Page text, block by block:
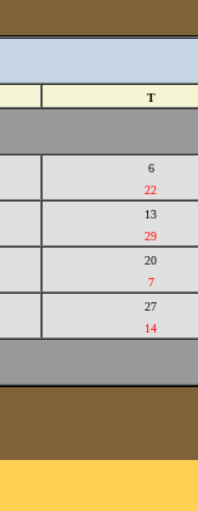
T
6
22
13
29
20
7
27
14